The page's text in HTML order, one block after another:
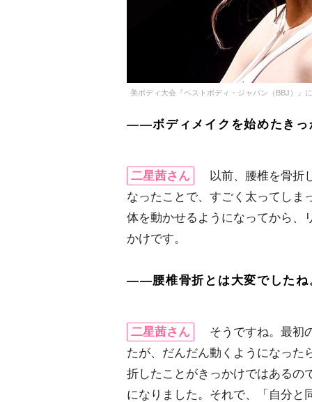
美ボディ大会『ベストボディ・ジャパン（BBJ）』
――ボディメイクを始めたきっ
二星茜さん
以前、腰椎を骨折
なったことで、すごく太ってしま
体を動かせるようになってから、
かけです。
――腰椎骨折とは大変でしたね
二星茜さん
そうですね。最初
たが、だんだん動くようになった
折したことがきっかけではあるの
になりました。それで、「自分と